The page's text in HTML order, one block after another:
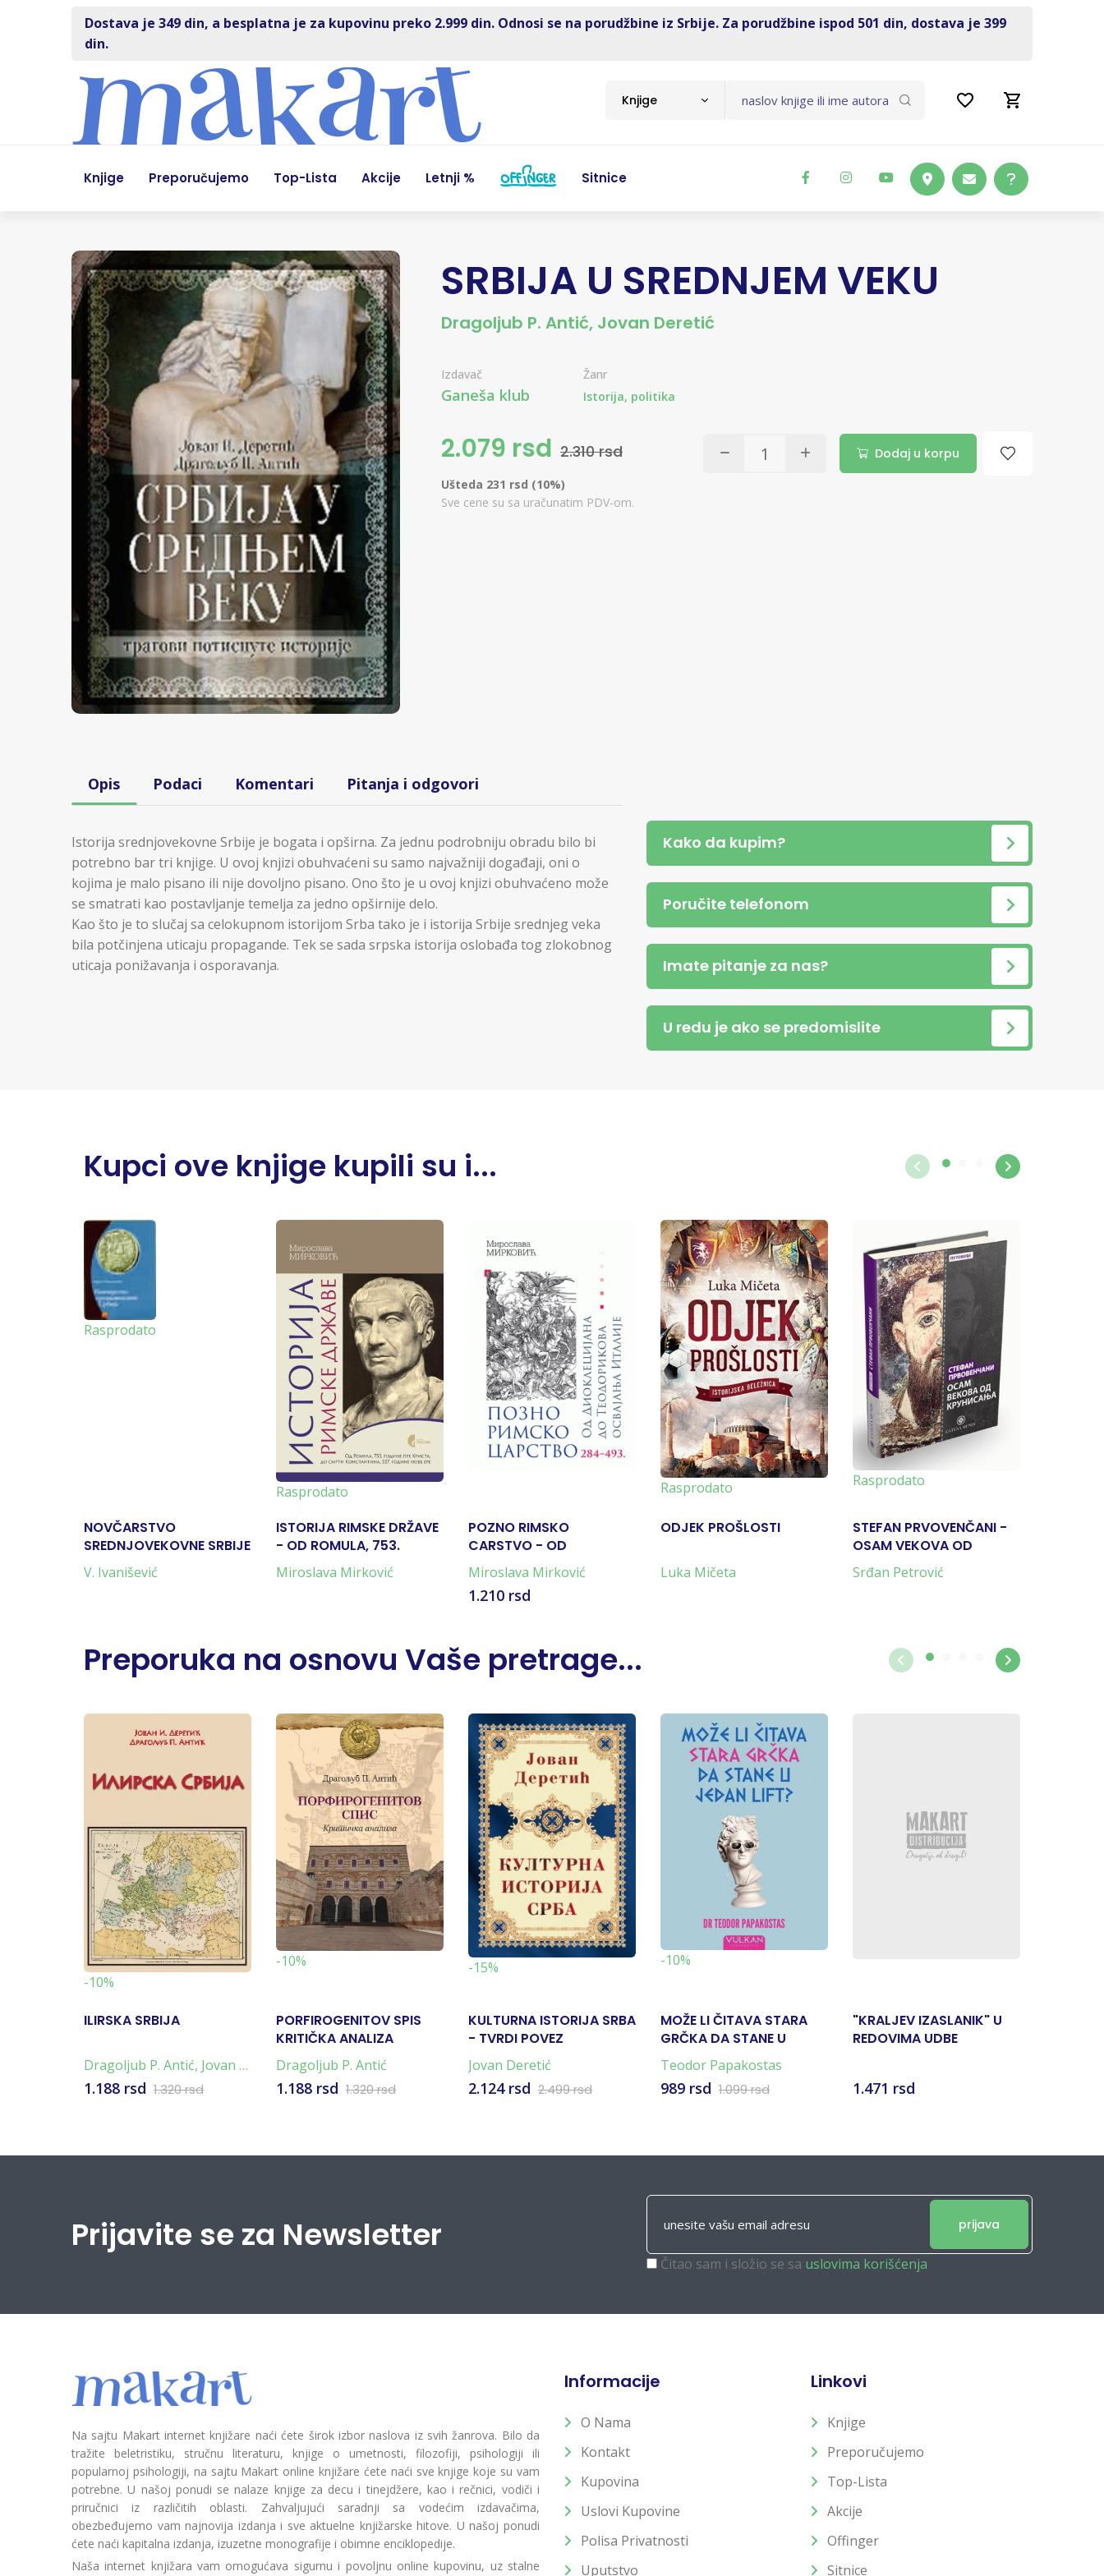
Dostava je 349 din, a besplatna je za kupovinu preko 2.999 din. Odnosi se na porudžbine iz Srbije. Za porudžbine ispod 501 din, dostava je 399
din.
Knjige
Knjige Preporučujemo Top-Lista Akcije Letnji % Sitnice
SRBIJA U SREDNJEM VEKU
Dragoljub P. Antić, Jovan Deretić
Izdavač
Ganeša klub
Žanr
Istorija, politika
2.079 rsd 2.310 rsd Dodaj u korpu
Ušteda 231 rsd (10%)
Sve cene su sa uračunatim PDV-om.
Opis Podaci Komentari Pitanja i odgovori
Istorija srednjovekovne Srbije je bogata i opširna. Za jednu podrobniju obradu bilo bi
potrebno bar tri knjige. U ovoj knjizi obuhvaćeni su samo najvažniji događaji, oni o
kojima je malo pisano ili nije dovoljno pisano. Ono što je u ovoj knjizi obuhvaćeno može
se smatrati kao postavljanje temelja za jedno opširnije delo.
Kao što je to slučaj sa celokupnom istorijom Srba tako je i istorija Srbije srednjeg veka
bila potčinjena uticaju propagande. Tek se sada srpska istorija oslobađa tog zlokobnog
uticaja ponižavanja i osporavanja.
Kako da kupim?
Poručite telefonom
Imate pitanje za nas?
U redu je ako se predomislite
Kupci ove knjige kupili su i...
Rasprodato
NOVČARSTVO
SREDNJOVEKOVNE SRBIJE
V. Ivanišević
Rasprodato
ISTORIJA RIMSKE DRŽAVE
- OD ROMULA, 753.
GODINE PRE HRISTA, DO
SMRTI KONSTANTINA,
Miroslava Mirković
POZNO RIMSKO
CARSTVO - OD
DIOKLECIJANA DO
TEODORIKOVA
OSVAJANJA ITALIJE 284-
Miroslava Mirković
1.210 rsd
Rasprodato
ODJEK PROŠLOSTI
Luka Mičeta
Rasprodato
STEFAN PRVOVENČANI -
OSAM VEKOVA OD
KRUNISANJA
Srđan Petrović
Preporuka na osnovu Vaše pretrage...
-10%
ILIRSKA SRBIJA
Dragoljub P. Antić, Jovan I.
Deretić
1.188 rsd 1.320 rsd
-10%
PORFIROGENITOV SPIS
KRITIČKA ANALIZA
Dragoljub P. Antić
1.188 rsd 1.320 rsd
-15%
KULTURNA ISTORIJA SRBA
- TVRDI POVEZ
Jovan Deretić
2.124 rsd 2.499 rsd
-10%
MOŽE LI ČITAVA STARA
GRČKA DA STANE U
JEDAN LIFT?
Teodor Papakostas
989 rsd 1.099 rsd
"KRALJEV IZASLANIK" U
REDOVIMA UDBE
1.471 rsd
Prijavite se za Newsletter prijava
Čitao sam i složio se sa uslovima korišćenja
Na sajtu Makart internet knjižare naći ćete širok izbor naslova iz svih žanrova. Bilo da
tražite beletristiku, stručnu literaturu, knjige o umetnosti, filozofiji, psihologiji ili
popularnoj psihologiji, na sajtu Makart online knjižare ćete naći sve knjige koje su vam
potrebne. U našoj ponudi se nalaze knjige za decu i tinejdžere, kao i rečnici, vodiči i
priručnici iz različitih oblasti. Zahvaljujući saradnji sa vodećim izdavačima,
obezbeđujemo vam najnovija izdanja i sve aktuelne knjižarske hitove. U našoj ponudi
ćete naći kapitalna izdanja, izuzetne monografije i obimne enciklopedije.
Naša internet knjižara vam omogućava sigurnu i povoljnu online kupovinu, uz stalne
Informacije
O Nama
Kontakt
Kupovina
Uslovi Kupovine
Polisa Privatnosti
Uputstvo
Linkovi
Knjige
Preporučujemo
Top-Lista
Akcije
Offinger
Sitnice